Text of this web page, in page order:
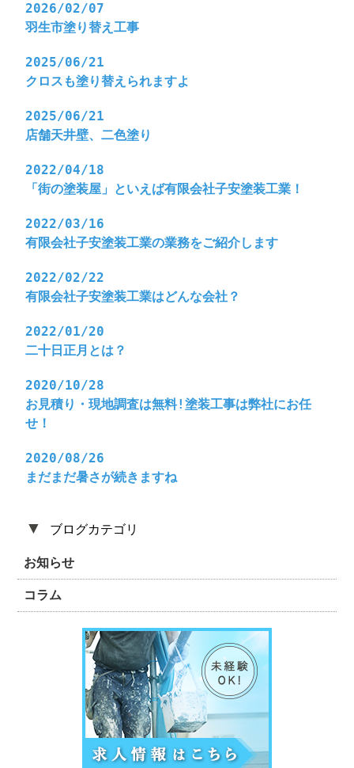
2026/02/07
羽生市塗り替え工事
2025/06/21
クロスも塗り替えられますよ
2025/06/21
店舗天井壁、二色塗り
2022/04/18
「街の塗装屋」といえば有限会社子安塗装工業！
2022/03/16
有限会社子安塗装工業の業務をご紹介します
2022/02/22
有限会社子安塗装工業はどんな会社？
2022/01/20
二十日正月とは？
2020/10/28
お見積り・現地調査は無料!塗装工事は弊社にお任
せ！
2020/08/26
まだまだ暑さが続きますね
▼ ブログカテゴリ
お知らせ
コラム